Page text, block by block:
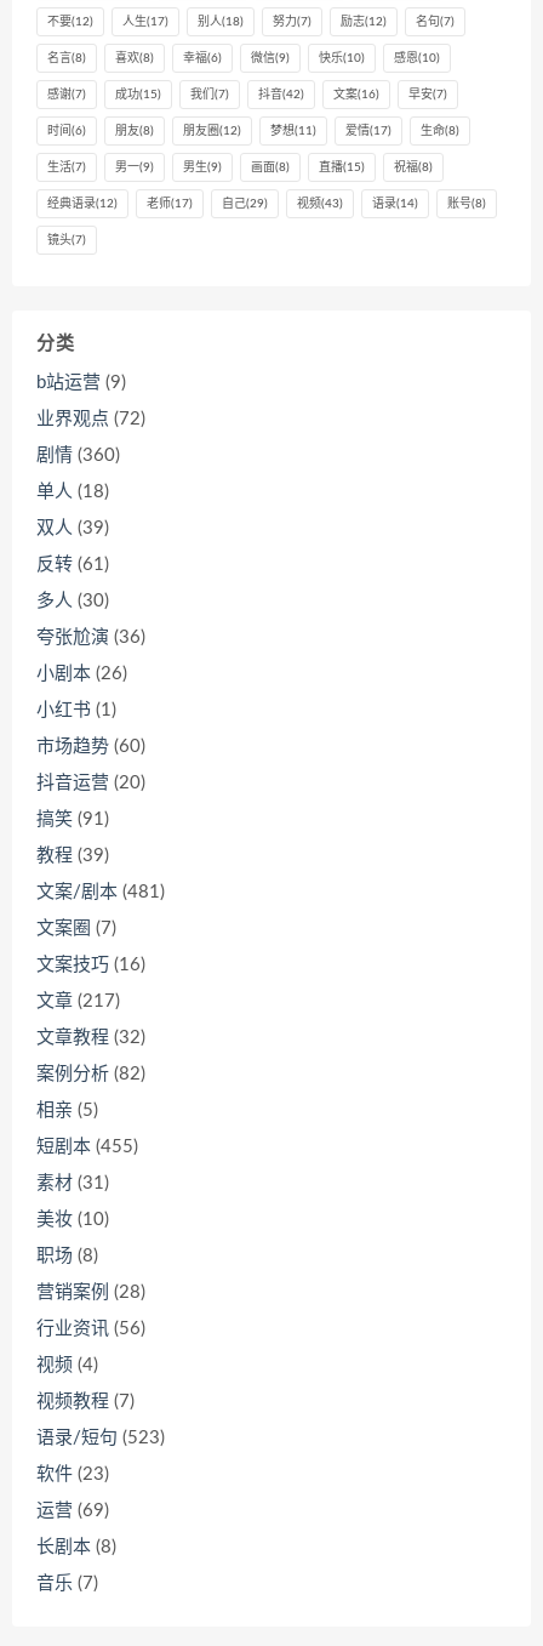
不要(12) 人生(17) 别人(18) 努力(7) 励志(12) 名句(7)
名言 (8) 喜欢(8) 幸福(6) 微信(9) 快乐(10) 感恩(10)
感谢(7) 成功(15) 我们 (7) 抖音(42) 文案(16) 早安(7)
时间 (6) 朋友(8) 朋友圈 (12) 梦想(11) 爱情(17) 生命(8)
生活(7) 男一(9) 男生(9) 画面(8) 直播(15) 祝福(8)
经典语录(12) 老师(17) 自己(29) 视频(43) 语录(14) 账号(8)
镜头(7)
分类
b站运营 (9)
业界观点 (72)
剧情 (360)
单人 (18)
双人 (39)
反转 (61)
多人 (30)
夸张尬演 (36)
小剧本 (26)
小红书 (1)
市场趋势 (60)
抖音运营 (20)
搞笑 (91)
教程 (39)
文案/剧本 (481)
文案圈 (7)
文案技巧 (16)
文章 (217)
文章教程 (32)
案例分析 (82)
相亲 (5)
短剧本 (455)
素材 (31)
美妆 (10)
职场 (8)
营销案例 (28)
行业资讯 (56)
视频 (4)
视频教程 (7)
语录/短句 (523)
软件 (23)
运营 (69)
长剧本 (8)
音乐 (7)